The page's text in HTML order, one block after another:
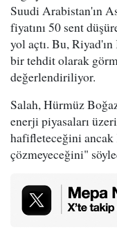
Suudi Arabistan'ın
fiyatını 50 sent
yol açtı. Bu,
bir tehdit olarak
değerlendiriliyor.
Salah, Hürmüz
enerji piyasaları
hafifleteceğini ancak
çözmeyeceğini"